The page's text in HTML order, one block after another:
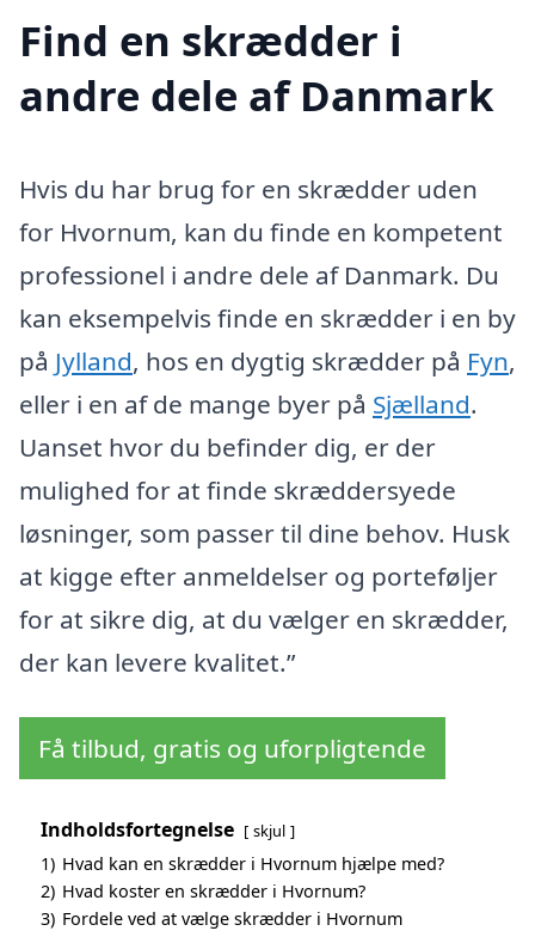
Find en skrædder i
andre dele af Danmark
Hvis du har brug for en skrædder uden
for Hvornum, kan du finde en kompetent
professionel i andre dele af Danmark. Du
kan eksempelvis finde en skrædder i en by
på Jylland, hos en dygtig skrædder på Fyn,
eller i en af de mange byer på Sjælland.
Uanset hvor du befinder dig, er der
mulighed for at finde skræddersyede
løsninger, som passer til dine behov. Husk
at kigge efter anmeldelser og porteføljer
for at sikre dig, at du vælger en skrædder,
der kan levere kvalitet.”
Få tilbud, gratis og uforpligtende
Indholdsfortegnelse skjul
1) Hvad kan en skrædder i Hvornum hjælpe med?
2) Hvad koster en skrædder i Hvornum?
3) Fordele ved at vælge skrædder i Hvornum